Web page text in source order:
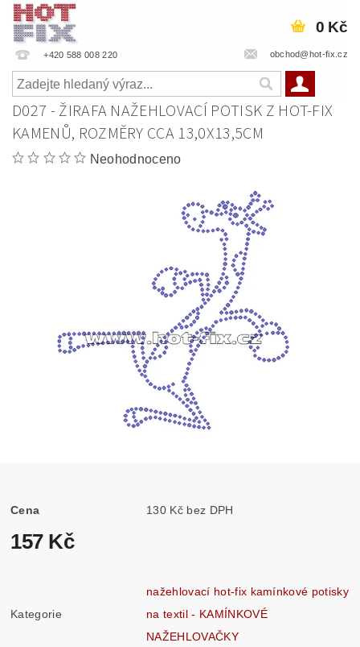
+420 588 008 220 obchod@hot-fix.cz
0 Kč
D027 - ŽIRAFA NAŽEHLOVACÍ POTISK Z HOT-FIX
KAMENŮ, ROZMĚRY CCA 13,0X13,5CM
Neohodnoceno
Cena 130 Kč bez DPH
157 Kč
Kategorie
nažehlovací hot-fix kamínkové potisky
na textil - KAMÍNKOVÉ
NAŽEHLOVAČKY